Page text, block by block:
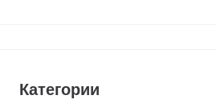
Категории